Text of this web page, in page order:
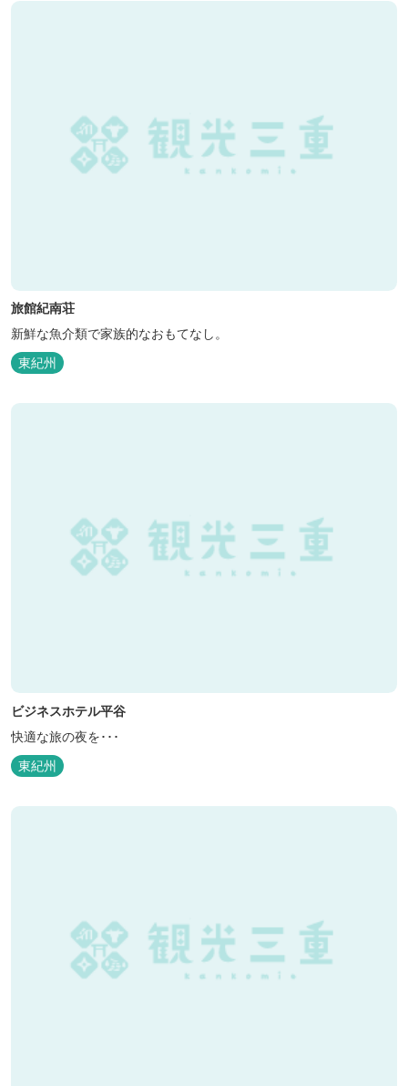
旅館紀南荘
新鮮な魚介類で家族的なおもてなし。
東紀州
ビジネスホテル平谷
快適な旅の夜を･･･
東紀州